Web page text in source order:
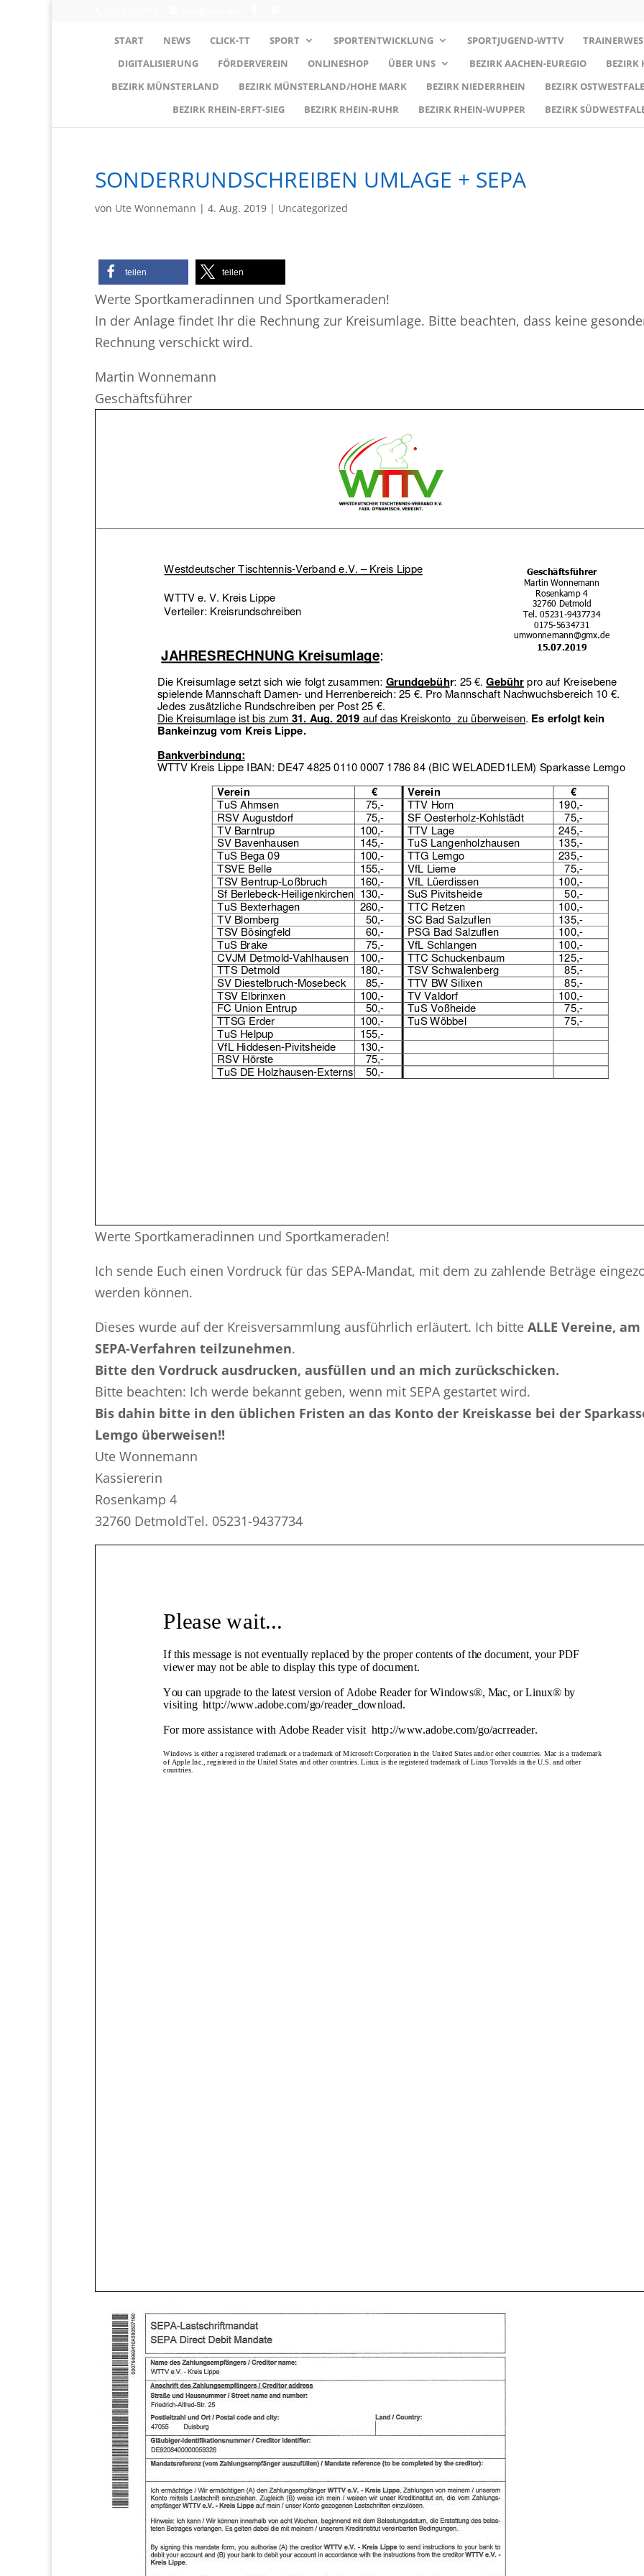
START NEWS CLICK-TT SPORT SPORTENTWICKLUNG SPORTJUGEND-WTTV
DIGITALISIERUNG
FÖRDERVEREIN ONLINESHOP ÜBER UNS BEZIRK AACHEN-EUREGIO
BEZIRK
BEZIRK MÜNSTERLAND
BEZIRK MÜNSTERLAND/HOHE MARK BEZIRK NIEDERRHEIN
BEZIRK
BEZIRK RHEIN-ERFT-SIEG
BEZIRK RHEIN-RUHR BEZIRK RHEIN-WUPPER BEZIRK
SONDERRUNDSCHREIBEN UMLAGE + SEPA
von Ute Wonnemann | 4. Aug. 2019 | Uncategorized
teilen teilen
Werte Sportkameradinnen und Sportkameraden!
In der Anlage findet Ihr die Rechnung zur Kreisumlage. Bitte beachten, dass keine
Rechnung verschickt wird.
Martin Wonnemann
Geschäftsführer
Werte Sportkameradinnen und Sportkameraden!
Ich sende Euch einen Vordruck für das SEPA-Mandat, mit dem zu zahlende Beträge
werden können.
Dieses wurde auf der Kreisversammlung ausführlich erläutert. Ich bitte ALLE Vereine, am
SEPA-Verfahren teilzunehmen.
Bitte den Vordruck ausdrucken, ausfüllen und an mich zurückschicken.
Bitte beachten: Ich werde bekannt geben, wenn mit SEPA gestartet wird.
Bis dahin bitte in den üblichen Fristen an das Konto der Kreiskasse bei der
Lemgo überweisen!!
Ute Wonnemann
Kassiererin
Rosenkamp 4
32760 DetmoldTel. 05231-9437734